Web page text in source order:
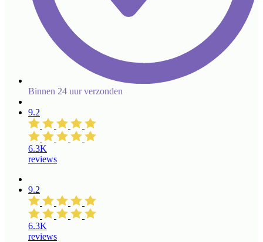
Binnen 24 uur verzonden
9.2
6.3K
reviews
9.2
6.3K
reviews